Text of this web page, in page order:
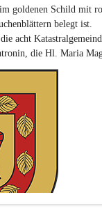
goldenen Schild mit
belegt ist.
acht